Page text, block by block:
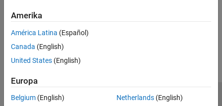
Amerika
América Latina (Español)
Canada (English)
United States (English)
Europa
Belgium (English)
Netherlands(English)
Trust Center
Datenschutz-Richtlinien